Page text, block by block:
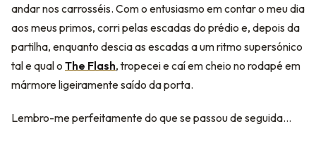
andar nos carrosséis. Com o entusiasmo em contar o meu dia
aos meus primos, corri pelas escadas do prédio e, depois da
partilha, enquanto descia as escadas a um ritmo supersónico
tal e qual o The Flash, tropecei e caí em cheio no rodapé em
mármore ligeiramente saído da porta.
Lembro-me perfeitamente do que se passou de seguida...